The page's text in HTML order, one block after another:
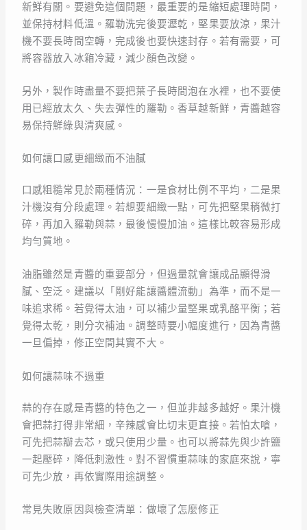
新鮮有關。要避免這個問題，最重要的是縮短處理時間，
並保持材料低溫。羅勒洗完後要瀝乾，堅果要放涼，果汁
機不要長時間空轉，完成後也要快速封存。若有需要，可
將容器放入冰箱冷藏，減少顏色改變。
另外，製作時盡量不要把葉子長時間泡在水裡，也不要使
用已經放太久、失去彈性的羅勒。香草越新鮮，青醬越容
易保持鮮綠與清爽感。
如何讓口感更細緻而不油膩
口感粗糙常見於兩種情況：一是食材比例不平均，二是果
汁機沒有分段處理。若想要細緻一點，可先把堅果稍微打
碎，再加入羅勒與蒜，最後慢慢加油。這樣比較容易形成
均勻質地。
油脂雖然是青醬的重要部分，但過量就會讓成品顯得滑
膩、空泛。建議以「剛好能讓醬體流動」為準，而不是一
味追求稀。若覺得太油，可以補少量堅果或乳酪平衡；若
覺得太乾，則分次補油。調整時要小幅度進行，因為青醬
一旦偏掉，修正空間其實不大。
如何讓蒜味不過重
蒜的存在感是青醬的特色之一，但並非越多越好。果汁機
會把蒜打得非常細，辛辣感會比切末更直接。若怕太嗆，
可先把蒜瓣去芯，或只使用少量。也可以將蒜先與少許鹽
一起壓碎，降低刺激性。對不習慣重蒜味的家庭來說，寧
可先少放，再依實際用途調整。
常見失敗原因與檢查清單：做壞了怎麼修正